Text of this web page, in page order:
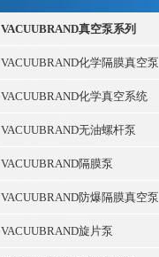
VACUUBRAND真空泵系列
VACUUBRAND化学隔膜真空泵
VACUUBRAND化学真空系统
VACUUBRAND无油螺杆泵
VACUUBRAND隔膜泵
VACUUBRAND防爆隔膜真空泵
VACUUBRAND旋片泵